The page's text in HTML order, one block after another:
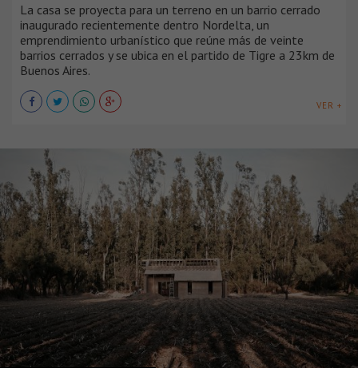
La casa se proyecta para un terreno en un barrio cerrado
inaugurado recientemente dentro Nordelta, un
emprendimiento urbanístico que reúne más de veinte
barrios cerrados y se ubica en el partido de Tigre a 23km de
Buenos Aires.
VER +